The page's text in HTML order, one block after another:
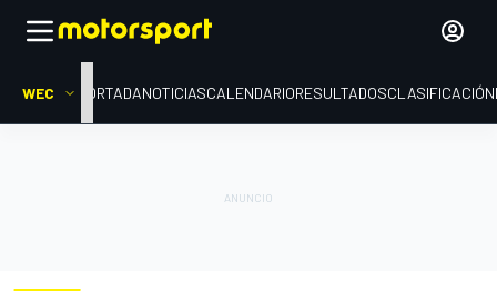
WEC PORTADANOTICIASCALENDARIORESULTADOSCLASIFICACIÓN